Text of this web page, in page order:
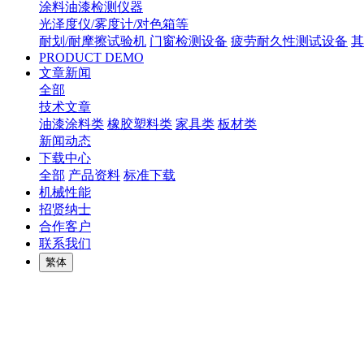
涂料油漆检测仪器
光泽度仪/雾度计/对色箱等
耐划/耐摩擦试验机 门窗检测设备 疲劳耐久性测试设备
PRODUCT DEMO
文章新闻
全部
技术文章
油漆涂料类 橡胶塑料类 家具类 板材类
新闻动态
下载中心
全部 产品资料 标准下载
机械性能
招贤纳士
合作客户
联系我们
繁体